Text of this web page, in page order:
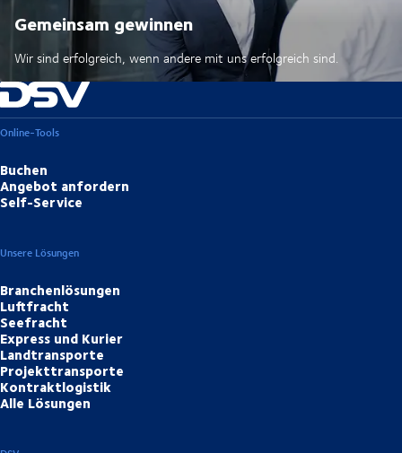
Gemeinsam gewinnen
Wir sind erfolgreich, wenn andere mit uns erfolgreich sind.
Online-Tools
Buchen
Angebot anfordern
Self-Service
Unsere Lösungen
Branchenlösungen
Luftfracht
Seefracht
Express und Kurier
Landtransporte
Projekttransporte
Kontraktlogistik
Alle Lösungen